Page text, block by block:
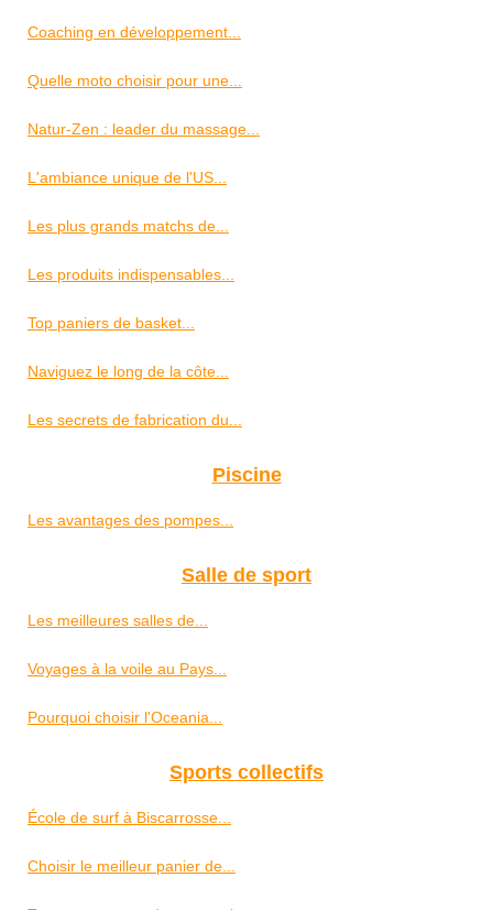
Coaching en développement...
Quelle moto choisir pour une...
Natur-Zen : leader du massage...
L'ambiance unique de l'US...
Les plus grands matchs de...
Les produits indispensables...
Top paniers de basket...
Naviguez le long de la côte...
Les secrets de fabrication du...
Piscine
Les avantages des pompes...
Salle de sport
Les meilleures salles de...
Voyages à la voile au Pays...
Pourquoi choisir l'Oceania...
Sports collectifs
École de surf à Biscarrosse...
Choisir le meilleur panier de...